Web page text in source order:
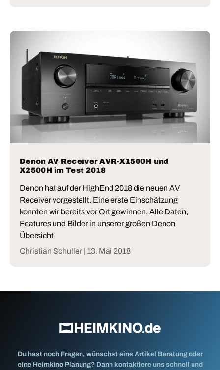
Denon AV Receiver AVR-X1500H und
X2500H im Test 2018
Denon hat auf der HighEnd 2018 die neuen AV
Receiver vorgestellt. Eine erste Einschätzung
konnten wir bereits vor Ort gewinnen. Alle Daten,
Features und Bilder in unserer großen Denon
Übersicht
Christian Schuller | 13. Mai 2018
Du hast noch Fragen, wünschst eine Artikel Beratung oder
eine Heimkino Planung? Dann kontaktiere uns schnell und